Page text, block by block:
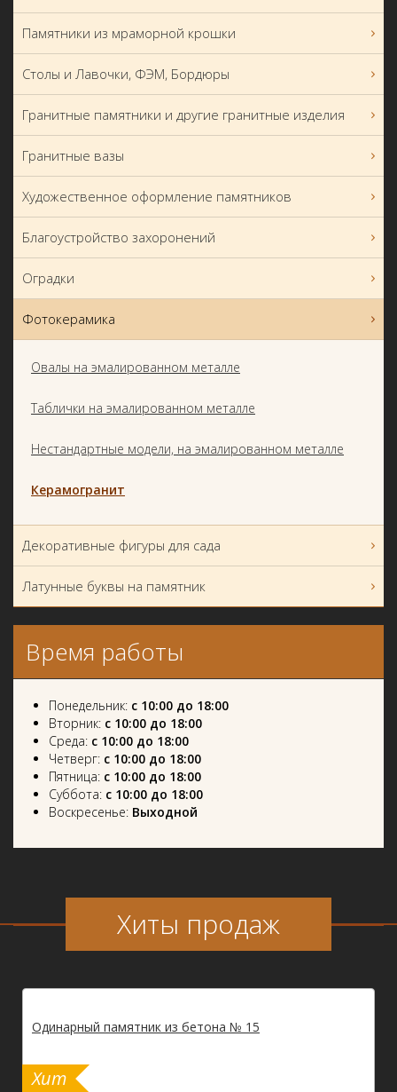
Памятники из мраморной крошки
Столы и Лавочки, ФЭМ, Бордюры
Гранитные памятники и другие гранитные изделия
Гранитные вазы
Художественное оформление памятников
Благоустройство захоронений
Оградки
Фотокерамика
Овалы на эмалированном металле
Таблички на эмалированном металле
Нестандартные модели, на эмалированном металле
Керамогранит
Декоративные фигуры для сада
Латунные буквы на памятник
Время работы
Понедельник: с 10:00 до 18:00
Вторник: с 10:00 до 18:00
Среда: с 10:00 до 18:00
Четверг: с 10:00 до 18:00
Пятница: с 10:00 до 18:00
Суббота: с 10:00 до 18:00
Воскресенье: Выходной
Хиты продаж
Двойной памятник из мраморной крошки № 18 (с
керамогранитными / гранитными вставками)
Хит